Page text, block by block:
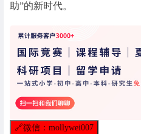
助”的新时代。
🔗微信：mollywei007